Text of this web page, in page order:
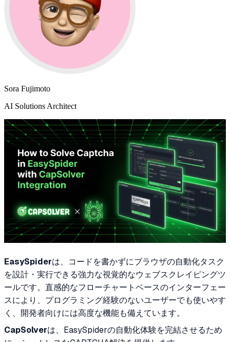
Sora Fujimoto
AI Solutions Architect
EasySpiderは、コードを書かずにブラウザの自動化タスク
を設計・実行できる強力な視覚的なウェブスクレイピングツ
ールです。直感的なフローチャートベースのインターフェー
スにより、プログラミング経験のないユーザーでも使いやす
く、開発者向けには高度な機能も備えています。
CapSolverは、EasySpiderの自動化体験を完結させるため